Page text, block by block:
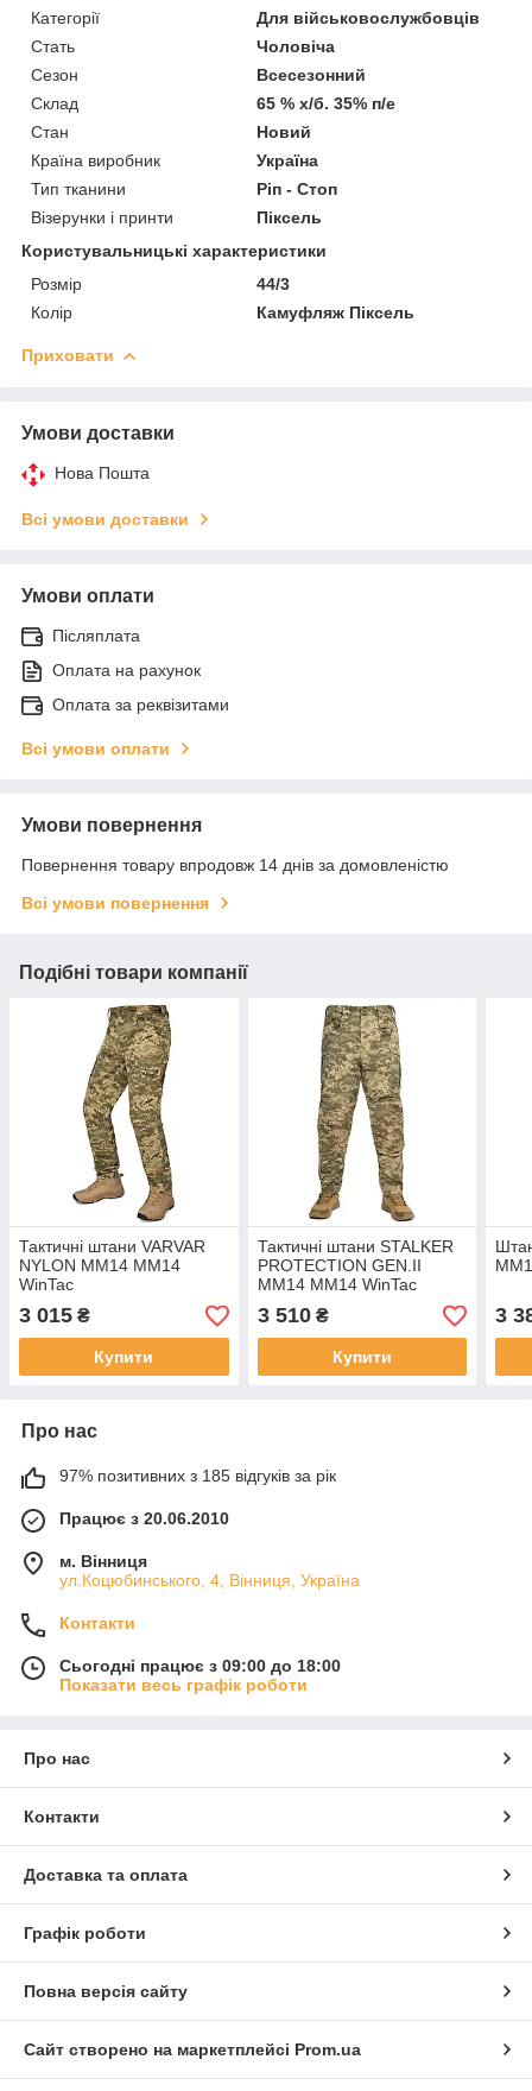
Категорії
Для військовослужбовців
Стать
Чоловіча
Сезон
Всесезонний
Склад
65 % х/б. 35% п/е
Стан
Новий
Країна виробник
Україна
Тип тканини
Ріп - Стоп
Візерунки і принти
Піксель
Користувальницькі характеристики
Розмір
44/3
Колір
Камуфляж Піксель
Приховати
Умови доставки
Нова Пошта
Всі умови доставки
Умови оплати
Післяплата
Оплата на рахунок
Оплата за реквізитами
Всі умови оплати
Умови повернення
Повернення товару впродовж 14 днів за домовленістю
Всі умови повернення
Подібні товари компанії
Тактичні штани VARVAR
NYLON ММ14 ММ14
WinTac
3 015 ₴
Купити
Тактичні штани STALKER
PROTECTION GEN.II
ММ14 ММ14 WinTac
3 510₴
Купити
3
Про нас
97% позитивних з 185 відгуків за рік
Працює з 20.06.2010
м. Вінниця
ул.Коцюбинського, 4, Вінниця, Україна
Контакти
Сьогодні працює з 09:00 до 18:00
Показати весь графік роботи
Про нас
Контакти
Доставка та оплата
Графік роботи
Повна версія сайту
Сайт створено на маркетплейсі Prom.ua